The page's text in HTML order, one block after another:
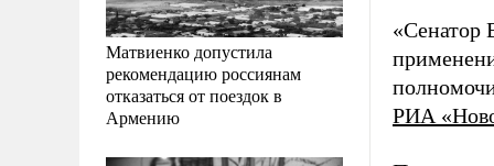
Матвиенко допустила
рекомендацию россиянам
отказаться от поездок в
Армению
«Сенатор
РИА